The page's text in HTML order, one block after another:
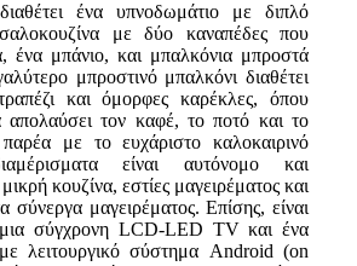
ένα υπνοδωμάτιο με διπλό
σαλοκουζίνα με δύο καναπέδες που
ένα μπάνιο, και μπαλκόνια μπροστά
μπροστινό μπαλκόνι διαθέτει
και όμορφες καρέκλες, όπου
απολαύσει τον καφέ, το ποτό και το
με το ευχάριστο καλοκαιρινό
είναι αυτόνομο και
κουζίνα, εστίες μαγειρέματος και
σύνεργα μαγειρέματος. Επίσης, είναι
μια σύγχρονη LCD-LED TV και ένα
λειτουργικό σύστημα Android (on